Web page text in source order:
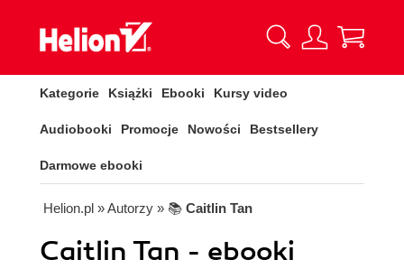
Kategorie Książki Ebooki Kursy video
Audiobooki Promocje Nowości Bestsellery
Darmowe ebooki
Helion.pl » Autorzy » 📚 Caitlin Tan
Caitlin Tan - ebooki